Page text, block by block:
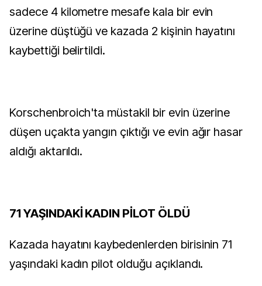
sadece 4 kilometre mesafe kala bir evin
üzerine düştüğü ve kazada 2 kişinin hayatını
kaybettiği belirtildi.
Korschenbroich'ta müstakil bir evin üzerine
düşen uçakta yangın çıktığı ve evin ağır hasar
aldığı aktarıldı.
71 YAŞINDAKİ KADIN PİLOT ÖLDÜ
Kazada hayatını kaybedenlerden birisinin 71
yaşındaki kadın pilot olduğu açıklandı.